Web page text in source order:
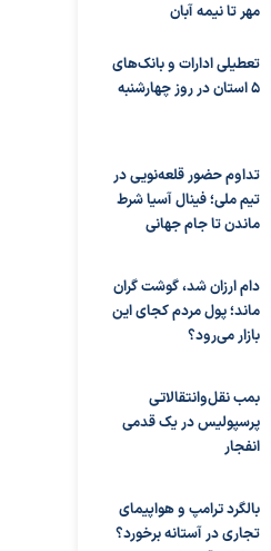
مهر تا نیمه آبان
تعطیلی ادارات و بانک‌های
۵ استان در روز چهارشنبه
تداوم حضور قلعه‌نویی در
تیم ملی؛ فینال آسیا شرط
ماندن تا جام جهانی
دام ارزان شد، گوشت گران
ماند؛ پول مردم کجای این
بازار می‌رود؟
بمب نقل‌وانتقالاتی
پرسپولیس در یک قدمی
انفجار
بالگرد ترامپ و هواپیمای
تجاری در آستانه برخورد؟